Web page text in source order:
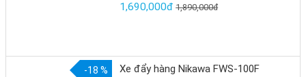
1,690,000đ 1,890,000đ
-18 %
Xe đẩy hàng Nikawa FWS-100F